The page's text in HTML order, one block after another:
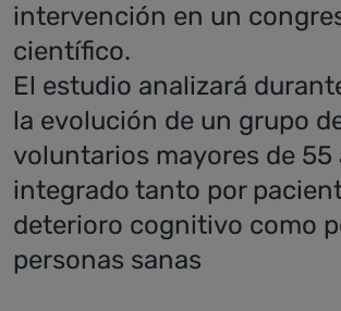
intervención en un
científico.
El estudio analizará
la evolución de un grupo
voluntarios mayores de 55
integrado tanto por
deterioro cognitivo como
personas sanas